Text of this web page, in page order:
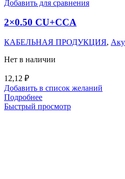
Добавить для сравнения
2×0.50 CU+CCA
КАБЕЛЬНАЯ ПРОДУКЦИЯ,
Нет в наличии
12,12 ₽
Добавить в список желаний
Подробнее
Быстрый просмотр